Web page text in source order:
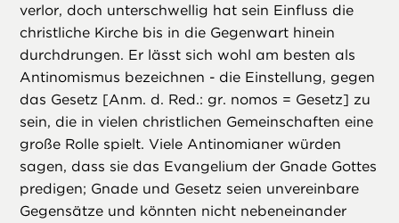
verlor, doch unterschwellig hat sein Einfluss die
christliche Kirche bis in die Gegenwart hinein
durchdrungen. Er lässt sich wohl am besten als
Antinomismus bezeichnen - die Einstellung, gegen
das Gesetz [Anm. d. Red.: gr. nomos = Gesetz] zu
sein, die in vielen christlichen Gemeinschaften eine
große Rolle spielt. Viele Antinomianer würden
sagen, dass sie das Evangelium der Gnade Gottes
predigen; Gnade und Gesetz seien unvereinbare
Gegensätze und könnten nicht nebeneinander